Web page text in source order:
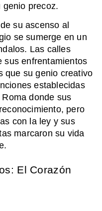
genio precoz.
su ascenso al
se sumerge en un
Las calles
sus enfrentamientos
que su genio creativo
establecidas
donde sus
pero
con la ley y sus
marcaron su vida
El Corazón